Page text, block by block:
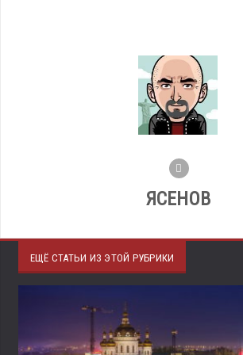
ЯСЕНОВ
ЕЩЁ СТАТЬИ ИЗ ЭТОЙ РУБРИКИ